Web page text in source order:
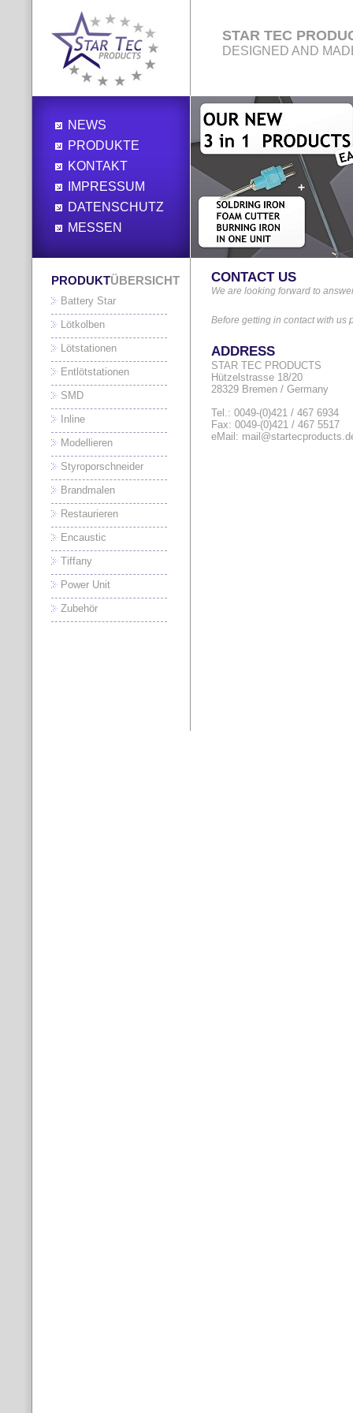
STAR TEC
DESIGNED AND
NEWS
PRODUKTE
KONTAKT
IMPRESSUM
DATENSCHUTZ
MESSEN
PRODUKTÜBERSICHT
Battery Star
Lötkolben
Lötstationen
Entlötstationen
SMD
Inline
Modellieren
Styroporschneider
Brandmalen
Restaurieren
Encaustic
Tiffany
Power Unit
Zubehör
CONTACT US
We are looking forward to
Before getting in contact with us
ADDRESS
STAR TEC PRODUCTS
Hützelstrasse 18/20
28329 Bremen / Germany
Tel.: 0049-(0)421 / 467 6934
Fax: 0049-(0)421 / 467 5517
eMail: